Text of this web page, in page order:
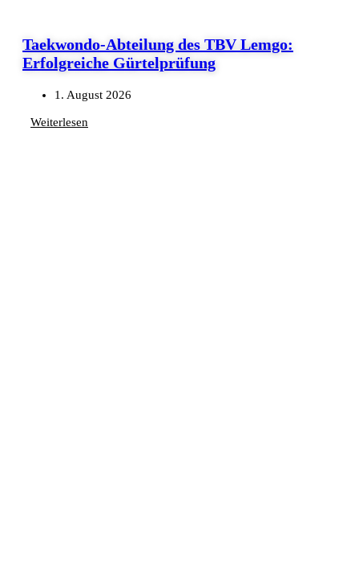
Taekwondo-Abteilung des TBV Lemgo:
Erfolgreiche Gürtelprüfung
1. August 2026
Weiterlesen